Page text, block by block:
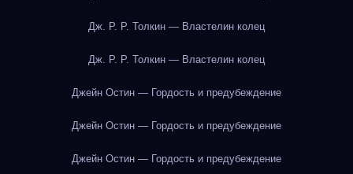
Дж. Р. Р. Толкин — Властелин колец
Дж. Р. Р. Толкин — Властелин колец
Джейн Остин — Гордость и предубеждение
Джейн Остин — Гордость и предубеждение
Джейн Остин — Гордость и предубеждение